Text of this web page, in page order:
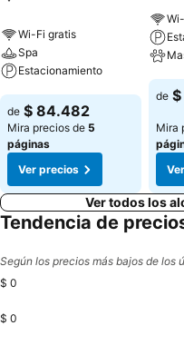
Wi-Fi gratis
Spa
Estacionamiento
Ver precios
de $ 84.482
Mira precios de 5
páginas
Ver precios
Ver
de $
Mira
Ver todos los
Tendencia de
Según los precios más bajos de los
$ 0
$ 0